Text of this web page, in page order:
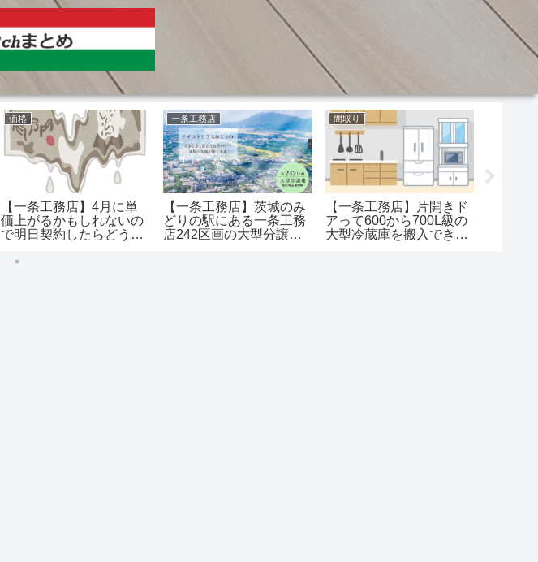
価格
【一条工務店】4月に単
価上がるかもしれないの
で明日契約したらどうか
一条工務店
【一条工務店】茨城のみ
どりの駅にある一条工務
店242区画の大型分譲地
間取り
【一条工務店】片開きド
アって600から700L級の
大型冷蔵庫を搬入できま